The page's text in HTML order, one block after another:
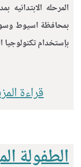
بإستخدام تكنولوجيا
قراءة
الطفولة